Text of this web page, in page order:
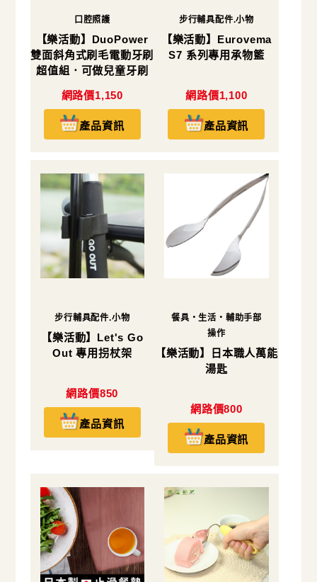
口腔照護
【樂活動】DuoPower
雙面斜角式刷毛電動牙刷
超值組．可做兒童牙刷
網路價1,150
產品資訊
步行輔具配件.小物
【樂活動】Eurovema
S7 系列專用承物籃
網路價1,100
產品資訊
步行輔具配件.小物
【樂活動】Let's Go
Out 專用拐杖架
網路價850
產品資訊
餐具・生活・輔助手部
操作
【樂活動】日本職人萬能
湯匙
網路價800
產品資訊